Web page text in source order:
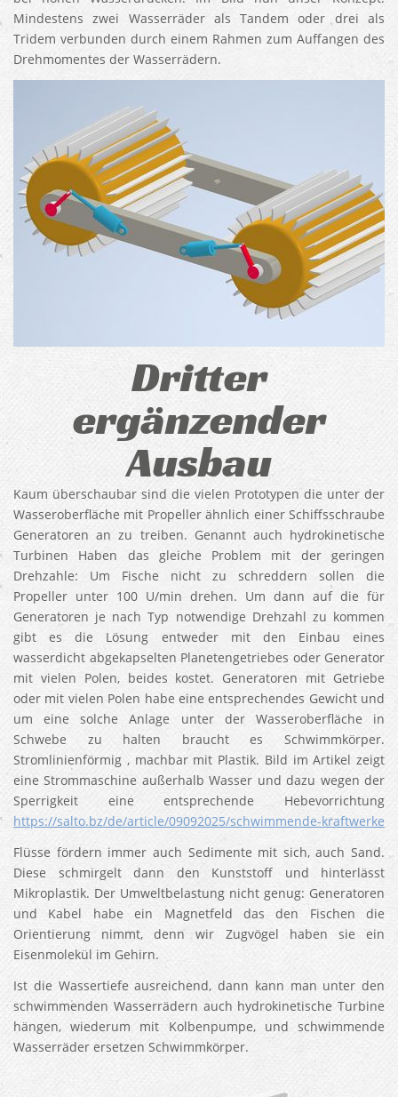
Mindestens zwei Wasserräder als Tandem oder drei als
Tridem verbunden durch einem Rahmen zum Auffangen des
Drehmomentes der Wasserrädern.
Dritter
ergänzender
Ausbau
Kaum überschaubar sind die vielen Prototypen die unter der
Wasseroberfläche mit Propeller ähnlich einer Schiffsschraube
Generatoren an zu treiben. Genannt auch hydrokinetische
Turbinen Haben das gleiche Problem mit der geringen
Drehzahle: Um Fische nicht zu schreddern sollen die
Propeller unter 100 U/min drehen. Um dann auf die für
Generatoren je nach Typ notwendige Drehzahl zu kommen
gibt es die Lösung entweder mit den Einbau eines
wasserdicht abgekapselten Planetengetriebes oder Generator
mit vielen Polen, beides kostet. Generatoren mit Getriebe
oder mit vielen Polen habe eine entsprechendes Gewicht und
um eine solche Anlage unter der Wasseroberfläche in
Schwebe zu halten braucht es Schwimmkörper.
Stromlinienförmig , machbar mit Plastik. Bild im Artikel zeigt
eine Strommaschine außerhalb Wasser und dazu wegen der
Sperrigkeit eine entsprechende Hebevorrichtung
https://salto.bz/de/article/09092025/schwimmende-kraftwerke
Flüsse fördern immer auch Sedimente mit sich, auch Sand.
Diese schmirgelt dann den Kunststoff und hinterlässt
Mikroplastik. Der Umweltbelastung nicht genug: Generatoren
und Kabel habe ein Magnetfeld das den Fischen die
Orientierung nimmt, denn wir Zugvögel haben sie ein
Eisenmolekül im Gehirn.
Ist die Wassertiefe ausreichend, dann kann man unter den
schwimmenden Wasserrädern auch hydrokinetische Turbine
hängen, wiederum mit Kolbenpumpe, und schwimmende
Wasserräder ersetzen Schwimmkörper.